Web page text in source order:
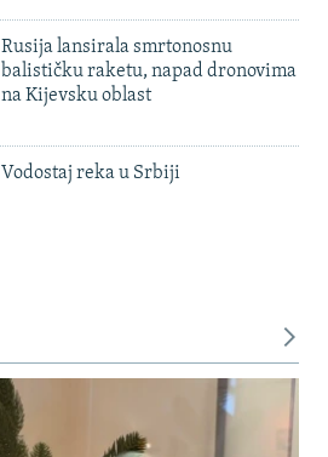
Rusija lansirala smrtonosnu
balističku raketu, napad dronovima
na Kijevsku oblast
Vodostaj reka u Srbiji